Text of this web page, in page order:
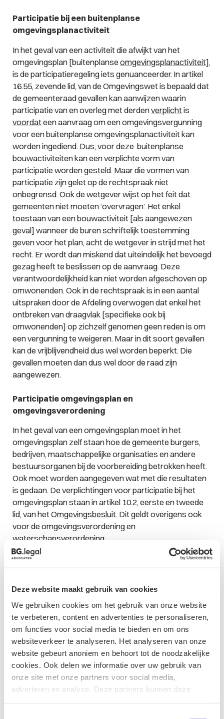
Deze website maakt gebruik van cookies
We gebruiken cookies om het gebruik van onze website
te verbeteren, content en advertenties te personaliseren,
om functies voor social media te bieden en om ons
websiteverkeer te analyseren. Het analyseren van onze
website gebeurt anoniem en behoort tot de noodzakelijke
cookies. Ook delen we informatie over uw gebruik van
onze site met onze partners voor social media,
adverteren en analyse. Deze partners kunnen deze
Participatie bij een buitenplanse
omgevingsplanactiviteit
In het geval van een activiteit die afwijkt van het
omgevingsplan [buitenplanse omgevingsplanactiviteit],
is de participatieregeling iets genuanceerder. In artikel
16.55, zevende lid, van de Omgevingswet is bepaald dat
de gemeenteraad gevallenkanaanwijzen waarin
participatie van en overleg met derdenverplichtis
voordateen aanvraag om een omgevingsvergunning
voor een buitenplanse omgevingsplanactiviteit kan
worden ingediend. Dus, voor deze buitenplanse
bouwactiviteiten kan een verplichte vorm van
participatie worden gesteld. Maar die vormen van
participatie zijn gelet op de rechtspraak niet
onbegrensd. Ook de wetgever wijst op het feit dat
gemeenten niet moeten ‘overvragen’. Het enkel
toestaan van een bouwactiviteit [als aangewezen
geval] wanneer de buren schriftelijk toestemming
geven voor het plan, acht de wetgever in strijd met het
recht. Er wordt dan miskend dat uiteindelijk het bevoegd
gezag heeft te beslissen op de aanvraag. Deze
verantwoordelijkheid kan niet worden afgeschoven op
omwonenden. Ook in de rechtspraak is in een aantal
uitspraken door de Afdeling overwogen dat enkel het
ontbreken van draagvlak [specifieke ook bij
omwonenden] op zichzelf genomen geen reden is om
een vergunning te weigeren. Maar in dit soort gevallen
kan de vrijblijvendheid dus wel worden beperkt. Die
gevallen moeten dan dus wel door de raad zijn
aangewezen.
Participatie omgevingsplan en
omgevingsverordening
In het geval van een omgevingsplan moet in het
omgevingsplan zelf staan hoe de gemeente burgers,
bedrijven, maatschappelijke organisaties en andere
bestuursorganen bij de voorbereiding betrokken heeft.
Ook moet worden aangegeven wat met die resultaten
is gedaan. De verplichtingen voor participatie bij het
omgevingsplan staan in artikel 10.2, eerste en tweede
lid, van hetOmgevingsbesluit. Dit geldt overigens ook
voor de omgevingsverordening en
waterschapsverordening.
Niet of onvoldoende gelegenheid tot participatie
Dat kan gesanctioneerd worden. Bij een buitenplanse
omgevingsplanactiviteit kan het niet bieden van
participatiegelegenheid leiden tot een buiten
behandelingstelling van de aanvraag. Dat is dus een
serieus gevolg. Of het zover komt is de vraag, in de regel
zal er afstemming plaatsvinden tussen de gemeente en
de initiatiefnemer. Er wordt dan gelegenheid geboden
het gebrek te herstellen. Bij een reguliere
omgevingsvergunning dient enkel te worden
aangegevenofaan participatie is gedaan en zo ja, wat